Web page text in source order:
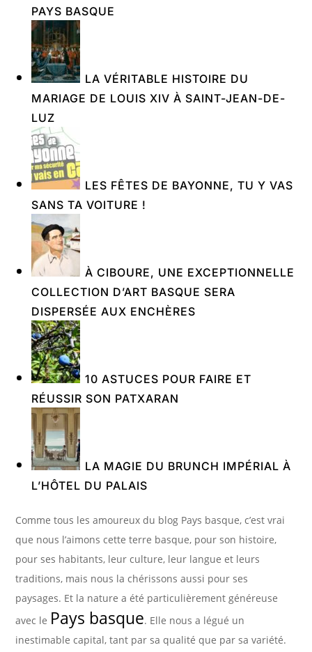
PAYS BASQUE
LA VÉRITABLE HISTOIRE DU
MARIAGE DE LOUIS XIV À SAINT-JEAN-DE-
LUZ
LES FÊTES DE BAYONNE, TU Y VAS
SANS TA VOITURE !
À CIBOURE, UNE EXCEPTIONNELLE
COLLECTION D’ART BASQUE SERA
DISPERSÉE AUX ENCHÈRES
10 ASTUCES POUR FAIRE ET
RÉUSSIR SON PATXARAN
LA MAGIE DU BRUNCH IMPÉRIAL À
L’HÔTEL DU PALAIS
Comme tous les amoureux du blog Pays basque, c’est vrai
que nous l’aimons cette terre basque, pour son histoire,
pour ses habitants, leur culture, leur langue et leurs
traditions, mais nous la chérissons aussi pour ses
paysages. Et la nature a été particulièrement généreuse
avec le Pays basque. Elle nous a légué un
inestimable capital, tant par sa qualité que par sa variété.